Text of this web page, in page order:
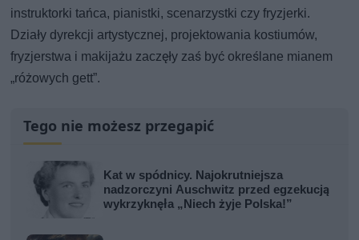
instruktorki tańca, pianistki, scenarzystki czy fryzjerki.
Działy dyrekcji artystycznej, projektowania kostiumów,
fryzjerstwa i makijażu zaczęły zaś być określane mianem
„różowych gett”.
Tego nie możesz przegapić
Kat w spódnicy. Najokrutniejsza
nadzorczyni Auschwitz przed egzekucją
wykrzyknęła „Niech żyje Polska!”